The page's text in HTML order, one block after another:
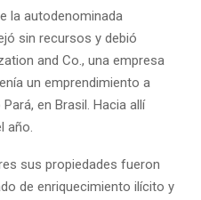
la autodenominada
sin recursos y debió
and Co., una empresa
un emprendimiento a
en Brasil. Hacia allí
año.
sus propiedades fueron
de enriquecimiento ilícito y